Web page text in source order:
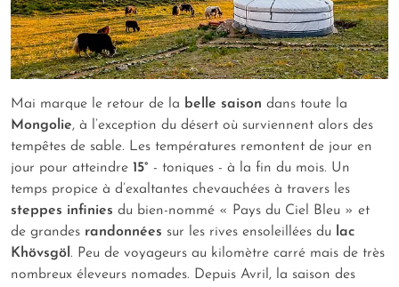
Mai marque le retour de la belle saison dans toute la
Mongolie, à l’exception du désert où surviennent alors des
tempêtes de sable. Les températures remontent de jour en
jour pour atteindre 15° - toniques - à la fin du mois. Un
temps propice à d’exaltantes chevauchées à travers les
steppes infinies du bien-nommé « Pays du Ciel Bleu » et
de grandes randonnées sur les rives ensoleillées du
lac
Khövsgöl . Peu de voyageurs au kilomètre carré mais de très
nombreux éleveurs nomades. Depuis Avril, la saison des